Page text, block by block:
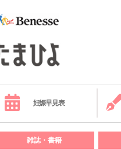
妊娠早見表
雑誌・書籍